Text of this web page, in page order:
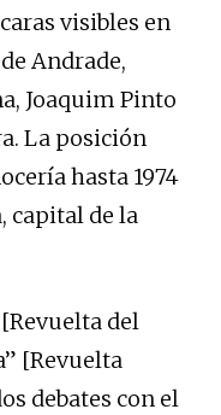
visibles en
Andrade,
Joaquim Pinto
La posición
hasta 1974
capital de la
del
[Revuelta
debates con el